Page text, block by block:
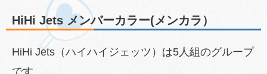
HiHi Jets メンバーカラー(メンカラ）
HiHi Jets（ハイハイジェッツ）は5人組のグループ
です。